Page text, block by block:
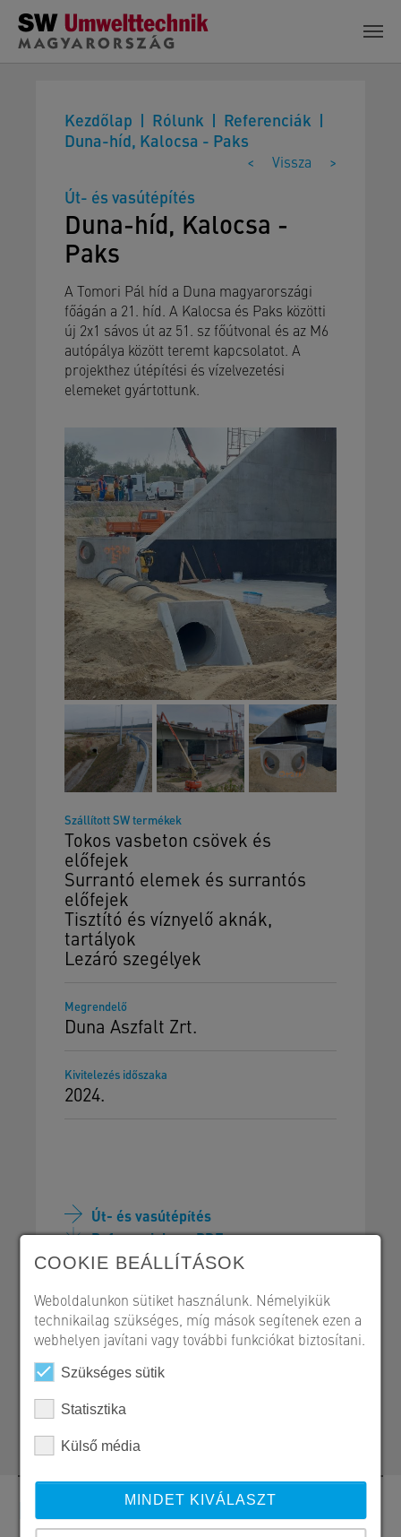
Skip to main content
Kezdőlap Rólunk
Referenciák
Duna-híd, Kalocsa - Paks
< Vissza >
Út- és vasútépítés
Duna-híd, Kalocsa -
Paks
A Tomori Pál híd a Duna magyarországi
főágán a 21. híd. A Kalocsa és Paks közötti
új 2x1 sávos út az 51. sz főútvonal és az M6
autópálya között teremt kapcsolatot. A
projekthez útépítési és vízelvezetési
elemeket gyártottunk.
Szállított SW termékek
Tokos vasbeton csövek és
előfejek
Surrantó elemek és surrantós
előfejek
Tisztító és víznyelő aknák,
tartályok
Lezáró szegélyek
Megrendelő
Duna Aszfalt Zrt.
Kivitelezés időszaka
2024.
Út- és vasútépítés
Referencialap - PDF
SW Umwelttechnik Magyarország Kft.
H 2339 Majosháza, Tóközi út 10.
06 24 620 401
kozlekedesepites@sw-umwelttechnik.hu
Kapcsolat
COOKIE BEÁLLÍTÁSOK
Weboldalunkon sütiket használunk. Némelyikük
technikailag szükséges, míg mások segítenek ezen a
webhelyen javítani vagy további funkciókat biztosítani.
Szükséges sütik
Statisztika
Külső média
MINDET KIVÁLASZT